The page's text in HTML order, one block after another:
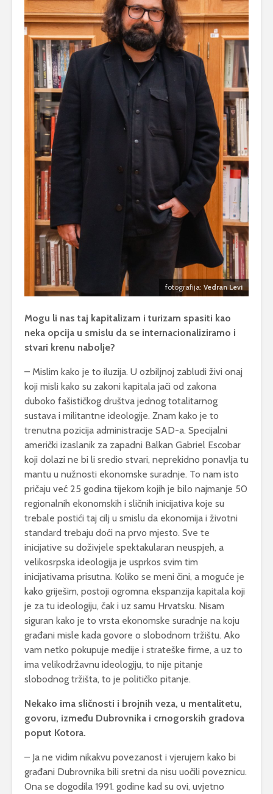
fotografija: Vedran Levi
Mogu li nas taj kapitalizam i turizam spasiti kao
neka opcija u smislu da se internacionaliziramo i
stvari krenu nabolje?
– Mislim kako je to iluzija. U ozbiljnoj zabludi živi onaj
koji misli kako su zakoni kapitala jači od zakona
duboko fašističkog društva jednog totalitarnog
sustava i militantne ideologije. Znam kako je to
trenutna pozicija administracije SAD-a. Specijalni
američki izaslanik za zapadni Balkan Gabriel Escobar
koji dolazi ne bi li sredio stvari, neprekidno ponavlja tu
mantu u nužnosti ekonomske suradnje. To nam isto
pričaju već 25 godina tijekom kojih je bilo najmanje 50
regionalnih ekonomskih i sličnih inicijativa koje su
trebale postići taj cilj u smislu da ekonomija i životni
standard trebaju doći na prvo mjesto. Sve te
inicijative su doživjele spektakularan neuspjeh, a
velikosrpska ideologija je usprkos svim tim
inicijativama prisutna. Koliko se meni čini, a moguće je
kako griješim, postoji ogromna ekspanzija kapitala koji
je za tu ideologiju, čak i uz samu Hrvatsku. Nisam
siguran kako je to vrsta ekonomske suradnje na koju
građani misle kada govore o slobodnom tržištu. Ako
vam netko pokupuje medije i strateške firme, a uz to
ima velikodržavnu ideologiju, to nije pitanje
slobodnog tržišta, to je političko pitanje.
Nekako ima sličnosti i brojnih veza, u mentalitetu,
govoru, između Dubrovnika i crnogorskih gradova
poput Kotora.
– Ja ne vidim nikakvu povezanost i vjerujem kako bi
građani Dubrovnika bili sretni da nisu uočili poveznicu.
Ona se dogodila 1991. godine kad su ovi, uvjetno